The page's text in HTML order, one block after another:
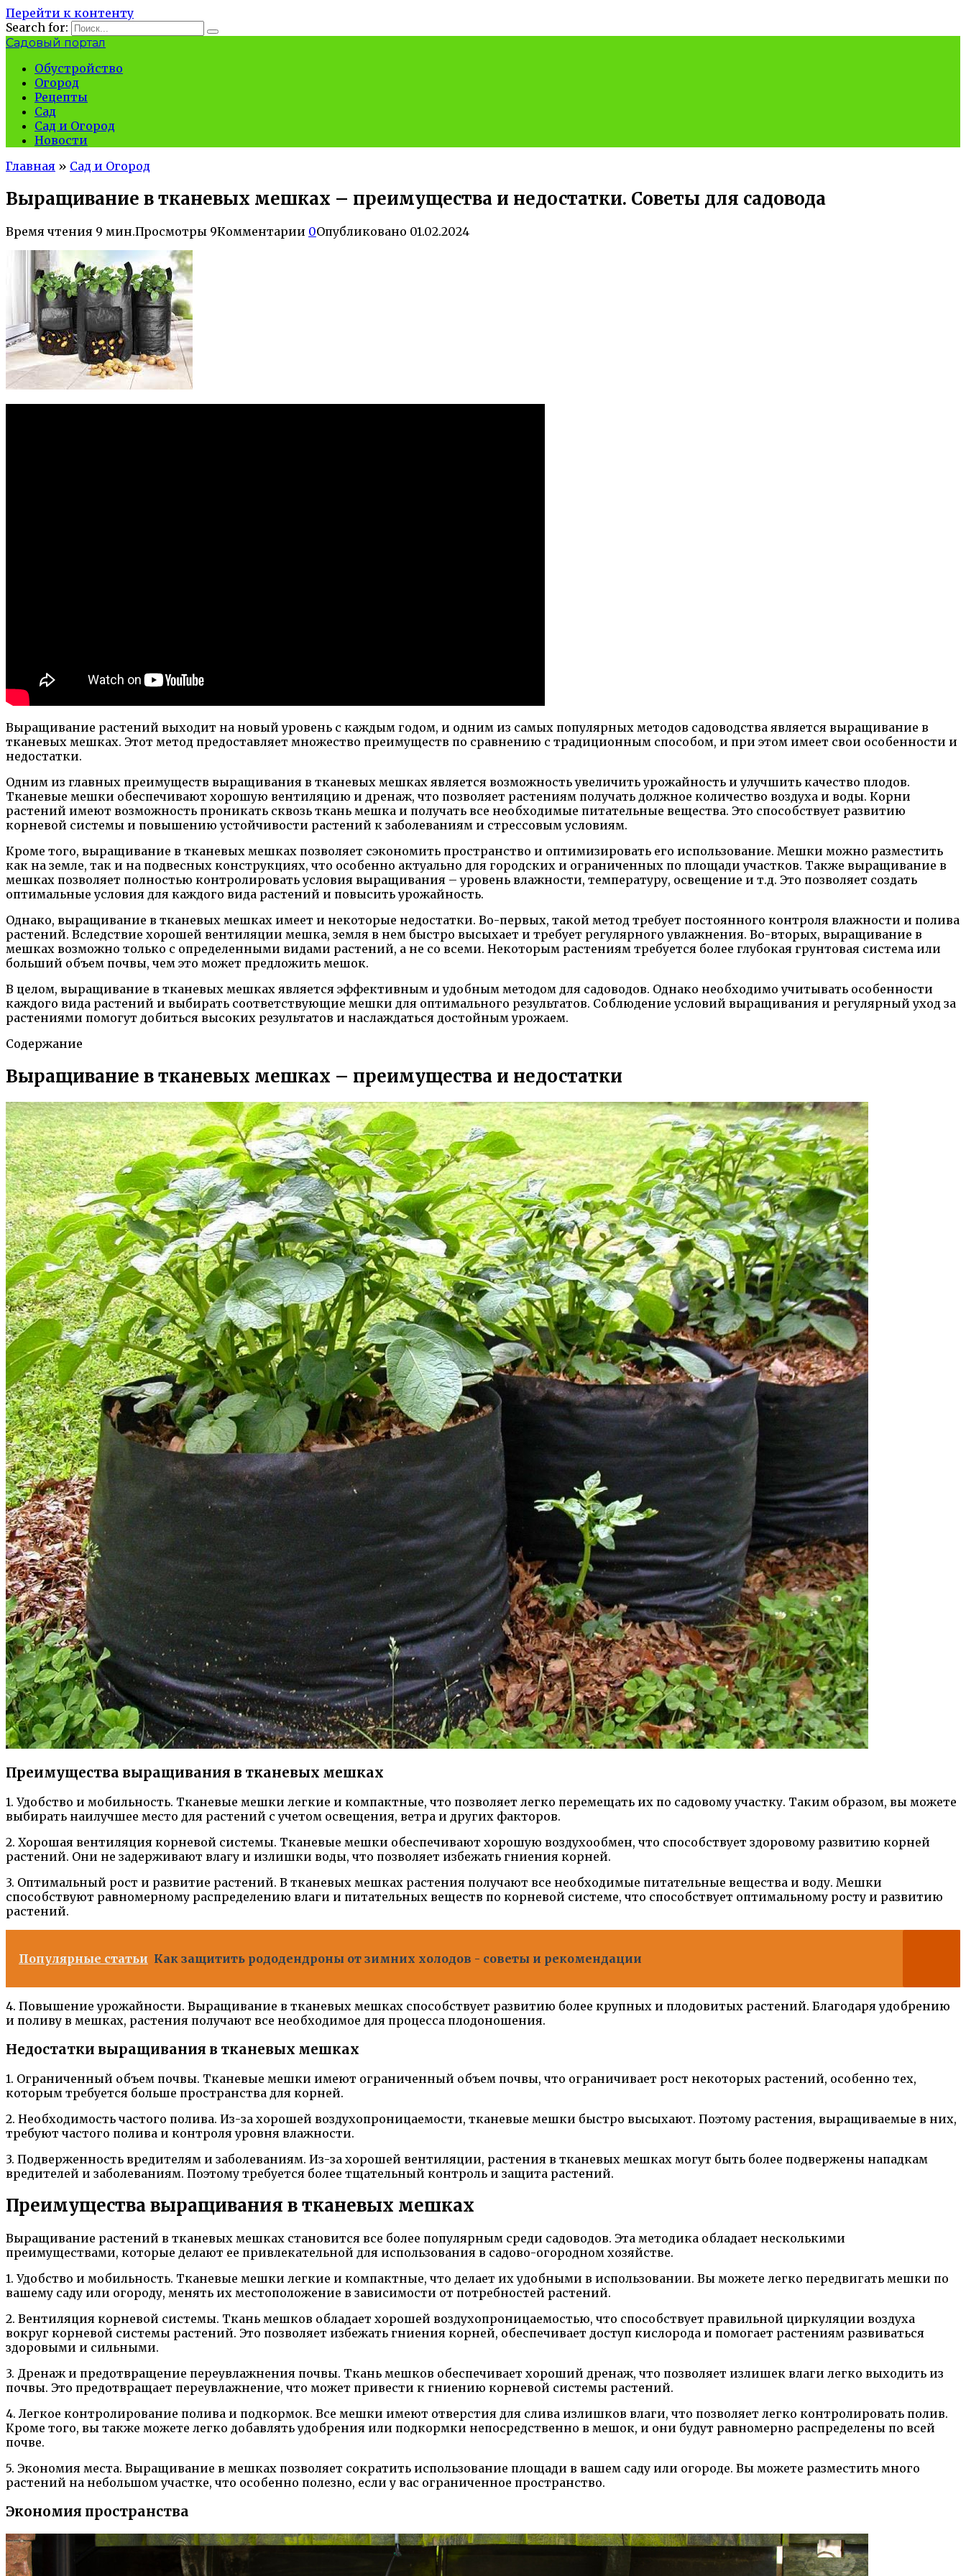
Перейти к контенту
Search for:
Садовый портал
Обустройство
Огород
Рецепты
Сад
Сад и Огород
Новости
Главная » Сад и Огород
Выращивание в тканевых мешках – преимущества и недостатки. Советы для садовода
Время чтения 9 мин.Просмотры 9Комментарии 0Опубликовано 01.02.2024
Выращивание растений выходит на новый уровень с каждым годом, и одним из самых популярных методов садоводства является выращивание в
тканевых мешках. Этот метод предоставляет множество преимуществ по сравнению с традиционным способом, и при этом имеет свои особенности и
недостатки.
Одним из главных преимуществ выращивания в тканевых мешках является возможность увеличить урожайность и улучшить качество плодов.
Тканевые мешки обеспечивают хорошую вентиляцию и дренаж, что позволяет растениям получать должное количество воздуха и воды. Корни
растений имеют возможность проникать сквозь ткань мешка и получать все необходимые питательные вещества. Это способствует развитию
корневой системы и повышению устойчивости растений к заболеваниям и стрессовым условиям.
Кроме того, выращивание в тканевых мешках позволяет сэкономить пространство и оптимизировать его использование. Мешки можно разместить
как на земле, так и на подвесных конструкциях, что особенно актуально для городских и ограниченных по площади участков. Также выращивание в
мешках позволяет полностью контролировать условия выращивания – уровень влажности, температуру, освещение и т.д. Это позволяет создать
оптимальные условия для каждого вида растений и повысить урожайность.
Однако, выращивание в тканевых мешках имеет и некоторые недостатки. Во-первых, такой метод требует постоянного контроля влажности и полива
растений. Вследствие хорошей вентиляции мешка, земля в нем быстро высыхает и требует регулярного увлажнения. Во-вторых, выращивание в
мешках возможно только с определенными видами растений, а не со всеми. Некоторым растениям требуется более глубокая грунтовая система или
больший объем почвы, чем это может предложить мешок.
В целом, выращивание в тканевых мешках является эффективным и удобным методом для садоводов. Однако необходимо учитывать особенности
каждого вида растений и выбирать соответствующие мешки для оптимального результатов. Соблюдение условий выращивания и регулярный уход за
растениями помогут добиться высоких результатов и наслаждаться достойным урожаем.
Содержание
Выращивание в тканевых мешках – преимущества и недостатки
Преимущества выращивания в тканевых мешках
1. Удобство и мобильность. Тканевые мешки легкие и компактные, что позволяет легко перемещать их по садовому участку. Таким образом, вы можете
выбирать наилучшее место для растений с учетом освещения, ветра и других факторов.
2. Хорошая вентиляция корневой системы. Тканевые мешки обеспечивают хорошую воздухообмен, что способствует здоровому развитию корней
растений. Они не задерживают влагу и излишки воды, что позволяет избежать гниения корней.
3. Оптимальный рост и развитие растений. В тканевых мешках растения получают все необходимые питательные вещества и воду. Мешки
способствуют равномерному распределению влаги и питательных веществ по корневой системе, что способствует оптимальному росту и развитию
растений.
Популярные статьи Как защитить рододендроны от зимних холодов - советы и рекомендации
4. Повышение урожайности. Выращивание в тканевых мешках способствует развитию более крупных и плодовитых растений. Благодаря удобрению
и поливу в мешках, растения получают все необходимое для процесса плодоношения.
Недостатки выращивания в тканевых мешках
1. Ограниченный объем почвы. Тканевые мешки имеют ограниченный объем почвы, что ограничивает рост некоторых растений, особенно тех,
которым требуется больше пространства для корней.
2. Необходимость частого полива. Из-за хорошей воздухопроницаемости, тканевые мешки быстро высыхают. Поэтому растения, выращиваемые в них,
требуют частого полива и контроля уровня влажности.
3. Подверженность вредителям и заболеваниям. Из-за хорошей вентиляции, растения в тканевых мешках могут быть более подвержены нападкам
вредителей и заболеваниям. Поэтому требуется более тщательный контроль и защита растений.
Преимущества выращивания в тканевых мешках
Выращивание растений в тканевых мешках становится все более популярным среди садоводов. Эта методика обладает несколькими
преимуществами, которые делают ее привлекательной для использования в садово-огородном хозяйстве.
1. Удобство и мобильность. Тканевые мешки легкие и компактные, что делает их удобными в использовании. Вы можете легко передвигать мешки по
вашему саду или огороду, менять их местоположение в зависимости от потребностей растений.
2. Вентиляция корневой системы. Ткань мешков обладает хорошей воздухопроницаемостью, что способствует правильной циркуляции воздуха
вокруг корневой системы растений. Это позволяет избежать гниения корней, обеспечивает доступ кислорода и помогает растениям развиваться
здоровыми и сильными.
3. Дренаж и предотвращение переувлажнения почвы. Ткань мешков обеспечивает хороший дренаж, что позволяет излишек влаги легко выходить из
почвы. Это предотвращает переувлажнение, что может привести к гниению корневой системы растений.
4. Легкое контролирование полива и подкормок. Все мешки имеют отверстия для слива излишков влаги, что позволяет легко контролировать полив.
Кроме того, вы также можете легко добавлять удобрения или подкормки непосредственно в мешок, и они будут равномерно распределены по всей
почве.
5. Экономия места. Выращивание в мешках позволяет сократить использование площади в вашем саду или огороде. Вы можете разместить много
растений на небольшом участке, что особенно полезно, если у вас ограниченное пространство.
Экономия пространства